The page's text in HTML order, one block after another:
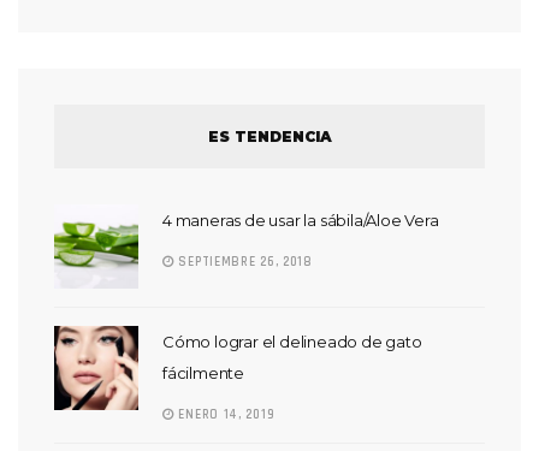
ES TENDENCIA
4 maneras de usar la sábila/Aloe Vera
SEPTIEMBRE 26, 2018
Cómo lograr el delineado de gato
fácilmente
ENERO 14, 2019